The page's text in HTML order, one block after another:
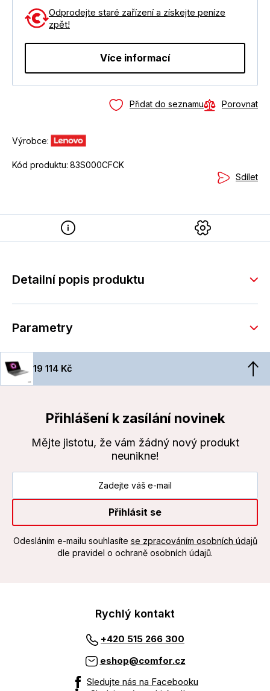
Odprodejte staré zařízení a získejte peníze
zpět!
Více informací
Přidat do seznamu Porovnat
Výrobce:
Kód produktu: 83S000CFCK
Sdílet
Detailní popis produktu
Parametry
19 114 Kč
Přihlášení k zasílání novinek
Mějte jistotu, že vám žádný nový produkt
neunikne!
Přihlásit se
Odesláním e-mailu souhlasíte se zpracováním osobních údajů
dle pravidel o ochraně osobních údajů.
Rychlý kontakt
+420 515 266 300
eshop@comfor.cz
Sledujte nás na Facebooku